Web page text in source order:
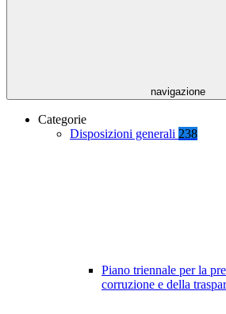
navigazione
Categorie
Disposizioni generali 238
Piano triennale per la
corruzione e della